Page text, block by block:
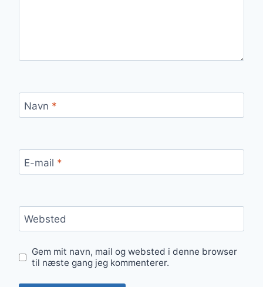
Navn *
E-mail *
Websted
Gem mit navn, mail og websted i denne browser
til næste gang jeg kommenterer.